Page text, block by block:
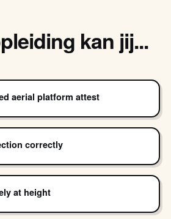
kan jij...
aerial platform attest
correctly
at height